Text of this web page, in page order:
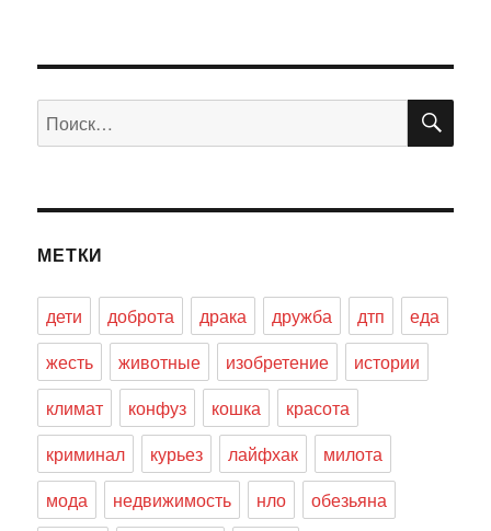
Искать:
МЕТКИ
дети доброта драка дружба дтп
еда
жесть
животные изобретение
истории
климат
конфуз кошка
красота
криминал
курьез лайфхак
милота
мода
недвижимость нло
обезьяна